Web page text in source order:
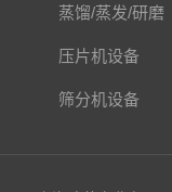
蒸馏/蒸发/研磨
压片机设备
筛分机设备